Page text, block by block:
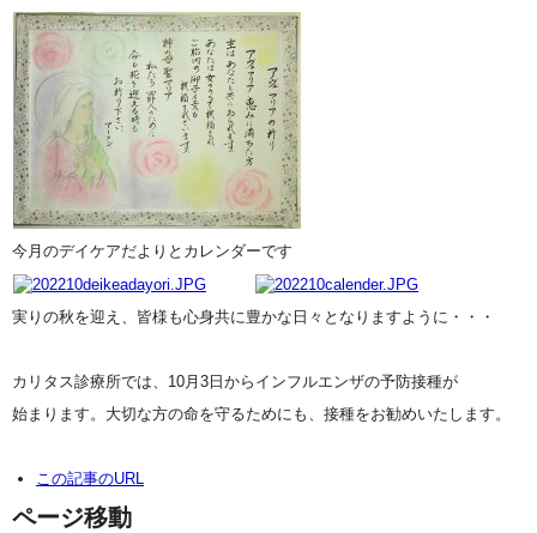
今月のデイケアだよりとカレンダーです
実りの秋を迎え、皆様も心身共に豊かな日々となりますように・・・
カリタス診療所では、10月3日からインフルエンザの予防接種が
始まります。大切な方の命を守るためにも、接種をお勧めいたします。
この記事のURL
ページ移動